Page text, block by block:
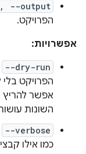
--output
הפרויקט.
אפשרויות:
--dry-run
הפרויקט
אפשר להריץ
השונות
--verbose
כמו אילו